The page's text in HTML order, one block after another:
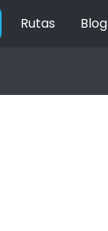
Rutas Blog